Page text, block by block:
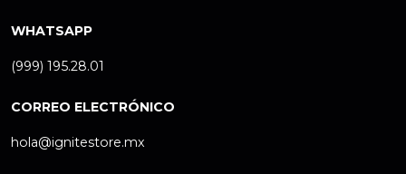
WHATSAPP
(999) 195.28.01
CORREO ELECTRÓNICO
hola@ignitestore.mx